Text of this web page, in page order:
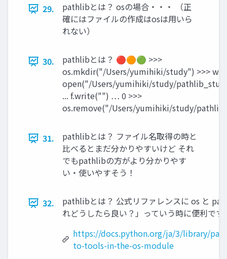
29.
pathlibとは？ osの場合・・・ （正
確にはファイルの作成はosは用いら
れない）
30.
pathlibとは？ 🔴🟠🟢 >>>
os.mkdir("/Users/yumihiki/study") >>>
open("/Users/yumihiki/study/
... f.write("") … 0 >>>
os.remove("/Users/yumihiki/study/
31.
pathlibとは？ ファイル名取得の時と
比べるとまだ分かりやすいけど それ
でもpathlibの方がより分かりやす
い・使いやすそう！
32.
pathlibとは？ 公式リファレンスに os と
れどうしたら良い？」っていう時に便利です
https://docs.python.org/ja/3/library/
to-tools-in-the-os-module